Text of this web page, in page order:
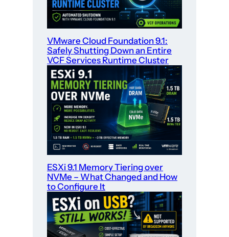
VMware Cloud Foundation 9.1:
Safely Shutting Down an Entire
VCF Services Runtime Cluster
ESXi 9.1 Memory Tiering over
NVMe – What Changed and How
to Configure It